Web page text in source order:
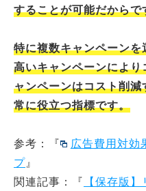
することが可能だからで
特に複数キャンペーン
高いキャンペーンによ
ャンペーンはコスト削
常に役立つ指標です。
参考：『
広告費用対
プ』
関連記事：『 【保存版